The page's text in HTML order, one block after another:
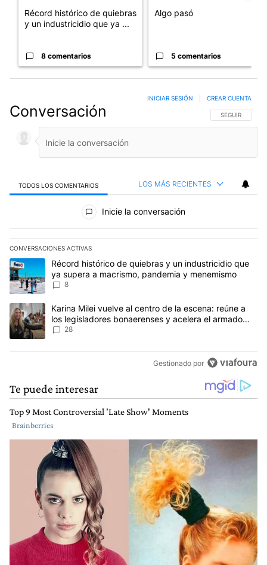
Récord histórico de quiebras
y un industricidio que ya ...
8 comentarios
Algo pasó
5 comentarios
Conversación SIGA ESTA
SEGUIR
INICIAR SESIÓN CREAR CUENTA
TODOS LOS COMENTARIOS LOS MÁS RECIENTES
Todos los comentarios
Inicie la conversación
CONVERSACIONES ACTIVAS
Este listado muestra los artículos con más comentarios en los
Un artículo de tendencia con el título "Récord histórico de
Récord histórico de quiebras y un industricidio que
ya supera a macrismo, pandemia y menemismo
8
Un artículo de tendencia con el título "Karina Milei vuelve al
Karina Milei vuelve al centro de la escena: reúne a
los legisladores bonaerenses y acelera el armado
para 2027
28
Gestionado por